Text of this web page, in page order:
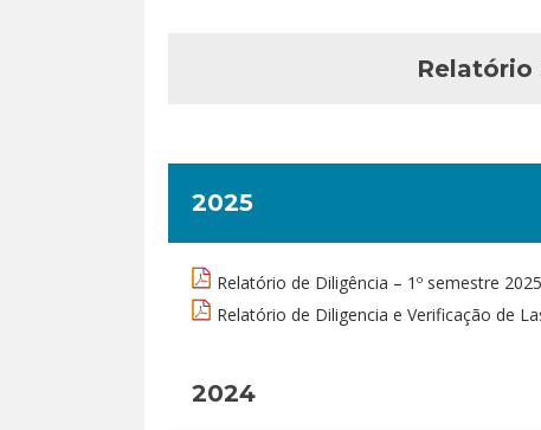
Relatório
2025
Relatório de Diligência – 1º semestre 2025
Relatório de Diligencia e Verificação de
2024